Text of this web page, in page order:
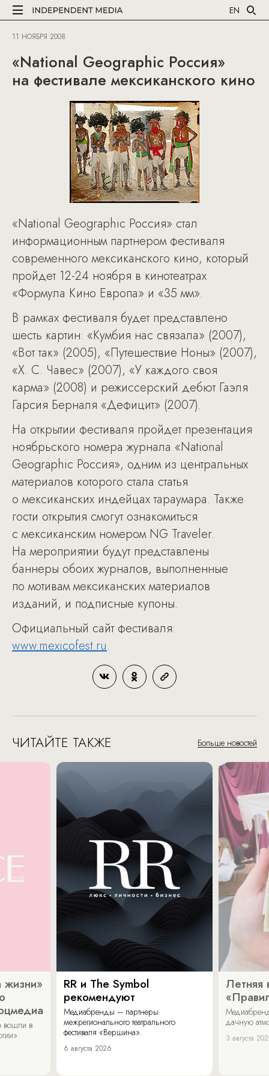
EN
11 НОЯБРЯ 2008
«National Geographic Россия»
на фестивале мексиканского кино
«National Geographic Россия» стал
информационным партнером фестиваля
современного мексиканского кино, который
пройдет 12-24 ноября в кинотеатрах
«Формула Кино Европа» и «35 мм».
В рамках фестиваля будет представлено
шесть картин: «Кумбия нас связала» (2007),
«Вот так» (2005), «Путешествие Ноны» (2007),
«Х. С. Чавес» (2007), «У каждого своя
карма» (2008) и режиссерский дебют Гаэля
Гарсия Берналя «Дефицит» (2007).
На открытии фестиваля пройдет презентация
ноябрьского номера журнала «National
Geographic Россия», одним из центральных
материалов которого стала статья
о мексиканских индейцах тараумара. Также
гости открытия смогут ознакомиться
с мексиканским номером NG Traveler.
На мероприятии будут представлены
баннеры обоих журналов, выполненные
по мотивам мексиканских материалов
изданий, и подписные купоны.
Официальный сайт фестиваля:
www.mexicofest.ru.
ЧИТАЙТЕ ТАКЖЕ Больше новостей
жизни»
вошли в
RR и The Symbol
рекомендуют
Медиабренды – партнеры
межрегионального театрального
фестиваля «Вершина».
6 августа 2026
Летняя
дачную
3 августа